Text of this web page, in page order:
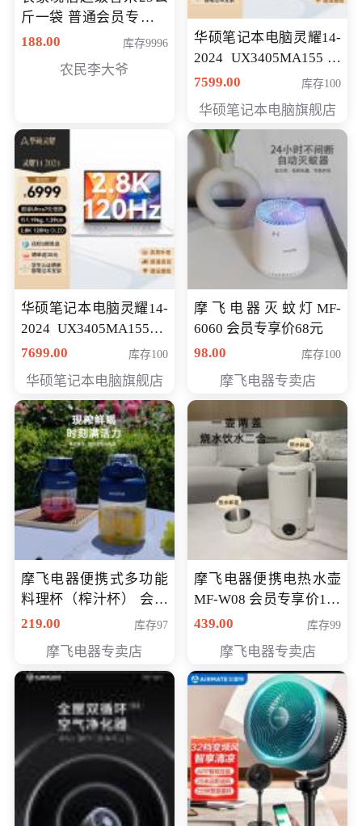
斤一袋 普通会员专享价
格178元
188.00 库存9996
农民李大爷
华硕笔记本电脑灵耀14-
2024 UX3405MA155冰
川银 oled 智慧轻薄本 会
7599.00 库存100
华硕笔记本电脑旗舰店
华硕笔记本电脑灵耀14-
2024 UX3405MA155夜
空蓝 oled 智慧轻薄本 会
7699.00 库存100
华硕笔记本电脑旗舰店
摩飞电器灭蚊灯MF-
6060 会员专享价68元
98.00
库存100
摩飞电器专卖店
摩飞电器便携式多功能
料理杯（榨汁杯） 会员
专享价118元
219.00 库存97
摩飞电器专卖店
摩飞电器便携电热水壶
MF-W08 会员专享价198
元
439.00 库存99
摩飞电器专卖店